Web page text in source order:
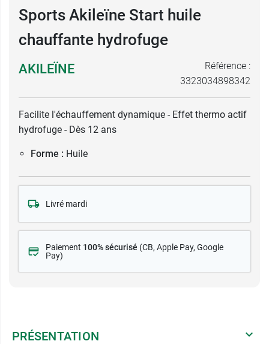
Sports Akileïne Start huile
chauffante hydrofuge
AKILEÏNE
Référence :
3323034898342
Facilite l'échauffement dynamique - Effet thermo actif
hydrofuge - Dès 12 ans
Forme : Huile
Livré mardi
Paiement 100% sécurisé (CB, Apple Pay, Google
Pay)
PRÉSENTATION